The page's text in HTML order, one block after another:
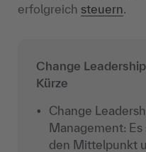
erfolgreich steuern.
Change
Kürze
Change
Management:
den Mittelpunkt